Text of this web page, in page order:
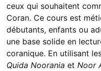
ceux qui souhaitent
Coran. Ce cours est
débutants, enfants ou
une base solide en
coranique. En utilisant
Quida Noorania et Noor